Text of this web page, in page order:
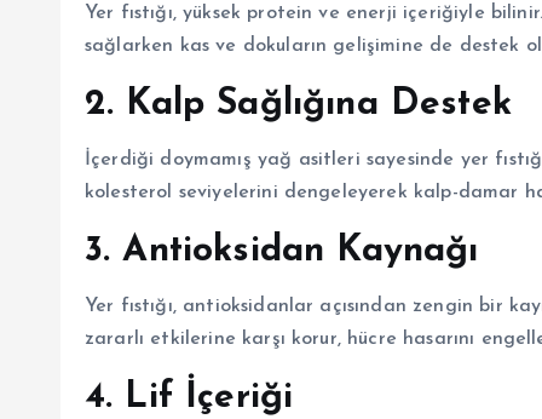
Yer fıstığı, yüksek protein ve enerji içeriğiyle
sağlarken kas ve dokuların gelişimine de destek
2. Kalp Sağlığına Destek
İçerdiği doymamış yağ asitleri sayesinde yer
kolesterol seviyelerini dengeleyerek kalp-damar
3. Antioksidan Kaynağı
Yer fıstığı, antioksidanlar açısından zengin bir
zararlı etkilerine karşı korur, hücre hasarını
4. Lif İçeriği